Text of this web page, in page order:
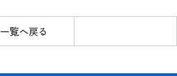
一覧へ戻る